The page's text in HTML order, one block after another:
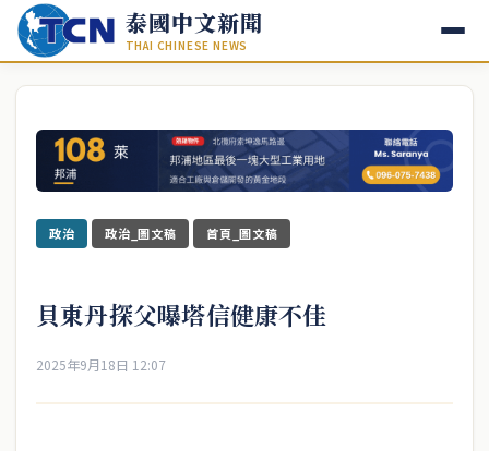
泰國中文新聞
THAI CHINESE NEWS
政治 政治_圖文稿 首頁_圖文稿
貝東丹探父曝塔信健康不佳
2025年9月18日 12:07